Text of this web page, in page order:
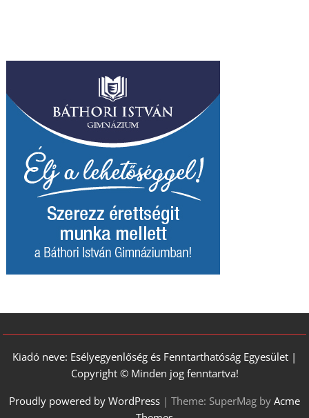
Kiadó neve: Esélyegyenlőség és Fenntarthatóság Egyesület |
Copyright © Minden jog fenntartva!
Proudly powered by WordPress | Theme: SuperMag by Acme